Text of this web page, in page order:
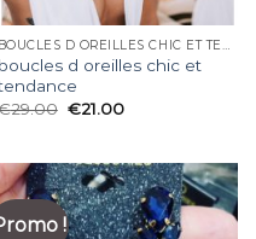
BOUCLES D OREILLES CHIC ET TENDANCE
boucles d oreilles chic et
29.00 €21.00
!